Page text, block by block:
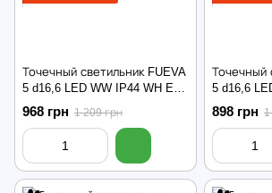
Точечный светильник FUEVA
5 d16,6 LED WW IP44 WH Eglo
99203
968 грн 1 209 грн
Точечный
5 d16,6
99133
898 грн 1